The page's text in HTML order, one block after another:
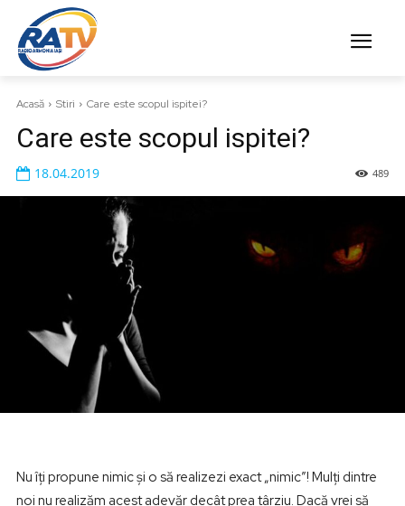
Acasă Stiri Care este scopul ispitei?
Care este scopul ispitei?
489
18.04.2019
Nu îți propune nimic și o să realizezi exact „nimic”! Mulți dintre
noi nu realizăm acest adevăr decât prea târziu. Dacă vrei să